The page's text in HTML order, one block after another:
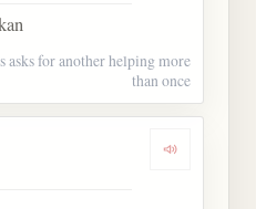
asks for another helping more
than once
Dengarkan